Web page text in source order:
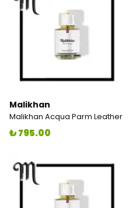
Malikhan
Malikhan Acqua Parm Leather
₺ 795.00